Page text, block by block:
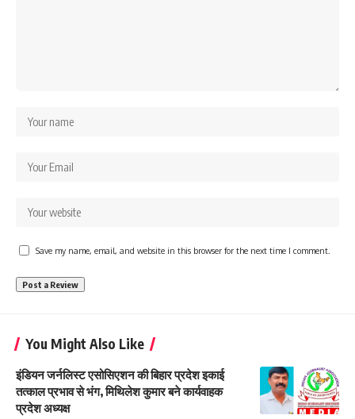
Save my name, email, and website in this browser for the next time I comment.
You Might Also Like
इंडियन जर्नलिस्ट एसोसिएशन की बिहार प्रदेश इकाई
तत्काल प्रभाव से भंग, मिथिलेश कुमार बने कार्यवाहक
प्रदेश अध्यक्ष